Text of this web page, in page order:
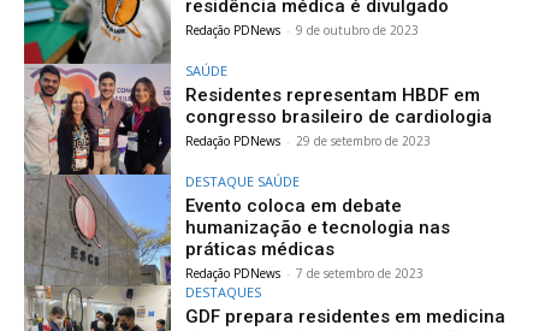
residência médica é divulgado
Redação PDNews - 9 de outubro de 2023
SAÚDE
Residentes representam HBDF em
congresso brasileiro de cardiologia
Redação PDNews - 29 de setembro de 2023
DESTAQUE SAÚDE
Evento coloca em debate
humanização e tecnologia nas
práticas médicas
Redação PDNews - 7 de setembro de 2023
DESTAQUES
GDF prepara residentes em medicina